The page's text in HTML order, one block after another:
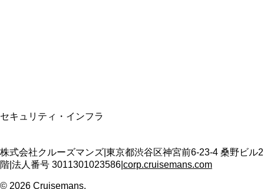
セキュリティ・インフラ
株式会社クルーズマンズ 東京都渋谷区神宮前6-23-4 桑野ビル2
階 法人番号 3011301023586 corp.cruisemans.com
© 2026 Cruisemans.